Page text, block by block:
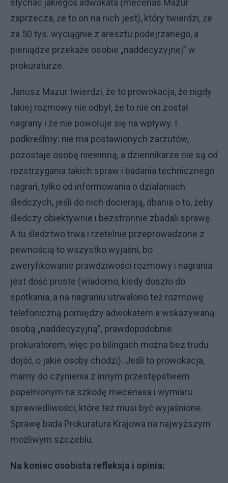
słychać jakiegoś adwokata (mecenas Mazur
zaprzecza, że to on na nich jest), który twierdzi, że
za 50 tys. wyciągnie z aresztu podejrzanego, a
pieniądze przekaże osobie „naddecyzyjnej” w
prokuraturze.
Janusz Mazur twierdzi, że to prowokacja, że nigdy
takiej rozmowy nie odbył, że to nie on został
nagrany i że nie powołuje się na wpływy. I
podkreślmy: nie ma postawionych zarzutów,
pozostaje osobą niewinną, a dziennikarze nie są od
rozstrzygania takich spraw i badania technicznego
nagrań, tylko od informowania o działaniach
śledczych, jeśli do nich docierają, dbania o to, żeby
śledczy obiektywnie i bezstronnie zbadali sprawę.
A tu śledztwo trwa i rzetelnie przeprowadzone z
pewnością to wszystko wyjaśni, bo
zweryfikowanie prawdziwości rozmowy i nagrania
jest dość proste (wiadomo, kiedy doszło do
spotkania, a na nagraniu utrwalono też rozmowę
telefoniczną pomiędzy adwokatem a wskazywaną
osobą „naddecyzyjną”, prawdopodobnie
prokuratorem, więc po bilingach można bez trudu
dojść, o jakie osoby chodzi). Jeśli to prowokacja,
mamy do czynienia z innym przestępstwem
popełnionym na szkodę mecenasa i wymiaru
sprawiedliwości, które też musi być wyjaśnione.
Sprawę bada Prokuratura Krajowa na najwyższym
możliwym szczeblu.
Na koniec osobista refleksja i opinia: